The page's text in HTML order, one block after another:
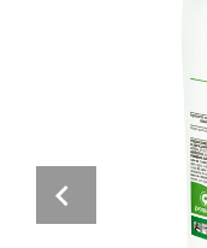
Previous